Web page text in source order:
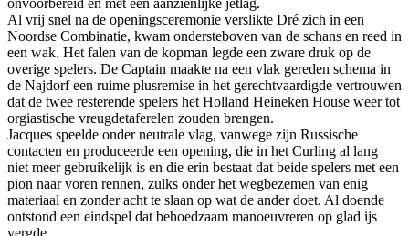
onvoorbereid en met een aanzienlijke jetlag.
Al vrij snel na de openingsceremonie verslikte Dré zich in een
Noordse Combinatie, kwam ondersteboven van de schans en reed in
een wak. Het falen van de kopman legde een zware druk op de
overige spelers. De Captain maakte na een vlak gereden schema in
de Najdorf een ruime plusremise in het gerechtvaardigde vertrouwen
dat de twee resterende spelers het Holland Heineken House weer tot
orgiastische vreugdetaferelen zouden brengen.
Jacques speelde onder neutrale vlag, vanwege zijn Russische
contacten en produceerde een opening, die in het Curling al lang
niet meer gebruikelijk is en die erin bestaat dat beide spelers met een
pion naar voren rennen, zulks onder het wegbezemen van enig
materiaal en zonder acht te slaan op wat de ander doet. Al doende
ontstond een eindspel dat behoedzaam manoeuvreren op glad ijs
vergde.